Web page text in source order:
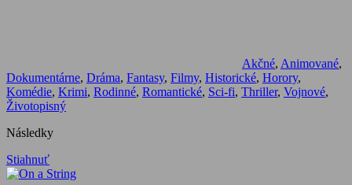
Akčné, Animované,
Dokumentárne, Dráma, Fantasy, Filmy, Historické, Horory,
Komédie, Krimi, Rodinné, Romantické, Sci-fi, Thriller, Vojnové,
Životopisný
Následky
Stiahnuť